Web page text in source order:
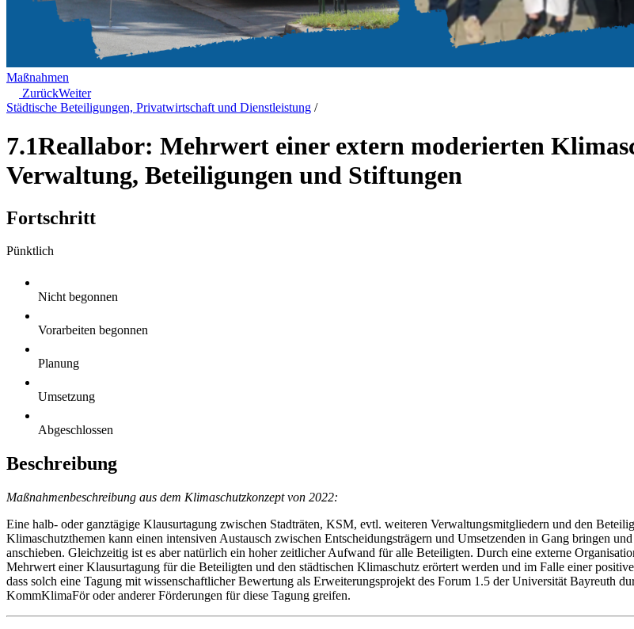
Maßnahmen
ZurückWeiter
Städtische Beteiligungen, Privatwirtschaft und Dienstleistung /
7.1Reallabor: Mehrwert einer extern moderierten
Verwaltung, Beteiligungen und Stiftungen
Fortschritt
Pünktlich
Nicht begonnen
Vorarbeiten begonnen
Planung
Umsetzung
Abgeschlossen
Beschreibung
Maßnahmenbeschreibung aus dem Klimaschutzkonzept von 2022:
Eine halb- oder ganztägige Klausurtagung zwischen Stadträten, KSM, evtl. weiteren Verwaltungsmitgliedern und den
Klimaschutzthemen kann einen intensiven Austausch zwischen Entscheidungsträgern und Umsetzenden in Gang bringen
anschieben. Gleichzeitig ist es aber natürlich ein hoher zeitlicher Aufwand für alle Beteiligten. Durch eine externe
Mehrwert einer Klausurtagung für die Beteiligten und den städtischen Klimaschutz erörtert werden und im Falle einer
dass solch eine Tagung mit wissenschaftlicher Bewertung als Erweiterungsprojekt des Forum 1.5 der Universität Bayreuth
KommKlimaFör oder anderer Förderungen für diese Tagung greifen.